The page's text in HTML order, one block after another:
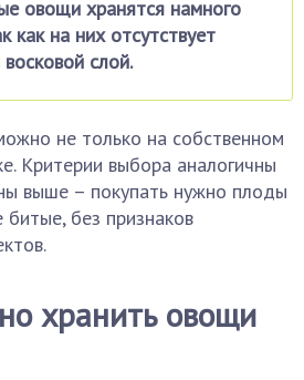
овощи хранятся намного
как на них отсутствует
слой.
не только на собственном
Критерии выбора аналогичны
выше – покупать нужно плоды
битые, без признаков
хранить овощи